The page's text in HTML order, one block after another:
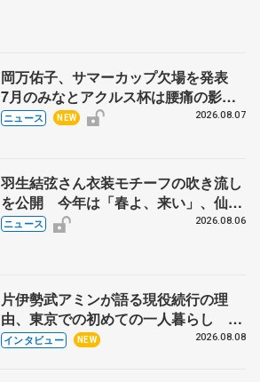
岡万佑子、サマーカップ欠場を発表
7月のみなとアクルス杯は腰痛の影響
で
ニュース NEW 2026.08.07
羽生結弦さん衣装モチーフの吹き流し
を公開 今年は「春よ、来い」、仙台
の瑞鳳殿
ニュース 2026.08.06
片伊勢武アミンが語る現役続行の理
由、東京での初めての一人暮らし 注
目スケーターの「今」に迫る
インタビュー NEW 2026.08.08